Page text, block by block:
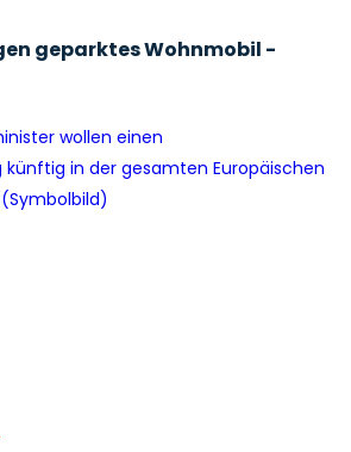
geparktes Wohnmobil -